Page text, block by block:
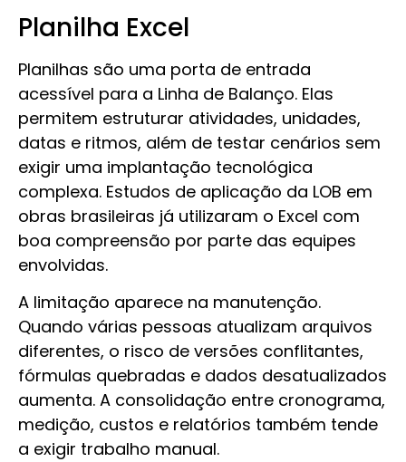
Planilha Excel
Planilhas são uma porta de entrada
acessível para a Linha de Balanço. Elas
permitem estruturar atividades, unidades,
datas e ritmos, além de testar cenários sem
exigir uma implantação tecnológica
complexa. Estudos de aplicação da LOB em
obras brasileiras já utilizaram o Excel com
boa compreensão por parte das equipes
envolvidas.
A limitação aparece na manutenção.
Quando várias pessoas atualizam arquivos
diferentes, o risco de versões conflitantes,
fórmulas quebradas e dados desatualizados
aumenta. A consolidação entre cronograma,
medição, custos e relatórios também tende
a exigir trabalho manual.